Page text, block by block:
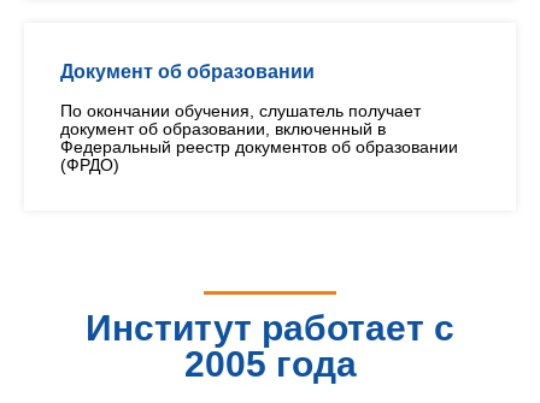
Документ об образовании
По окончании обучения, слушатель получает
документ об образовании, включенный в
Федеральный реестр документов об образовании
(ФРДО)
Институт работает с
2005 года